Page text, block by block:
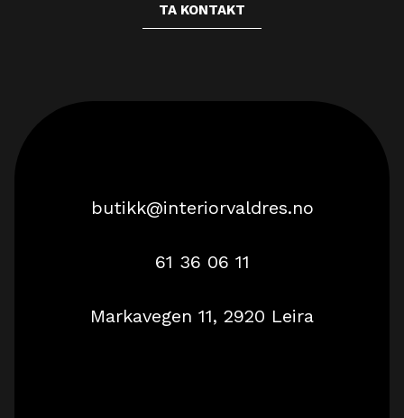
TA KONTAKT
butikk@interiorvaldres.no
61 36 06 11
Markavegen 11, 2920 Leira